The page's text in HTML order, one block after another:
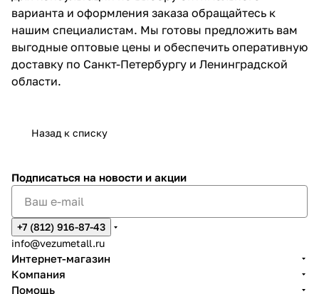
варианта и оформления заказа обращайтесь к
нашим специалистам. Мы готовы предложить вам
выгодные оптовые цены и обеспечить оперативную
доставку по Санкт-Петербургу и Ленинградской
области.
Назад к списку
Подписаться на новости и акции
+7 (812) 916-87-43
info@vezumetall.ru
Интернет-магазин
Компания
Помощь